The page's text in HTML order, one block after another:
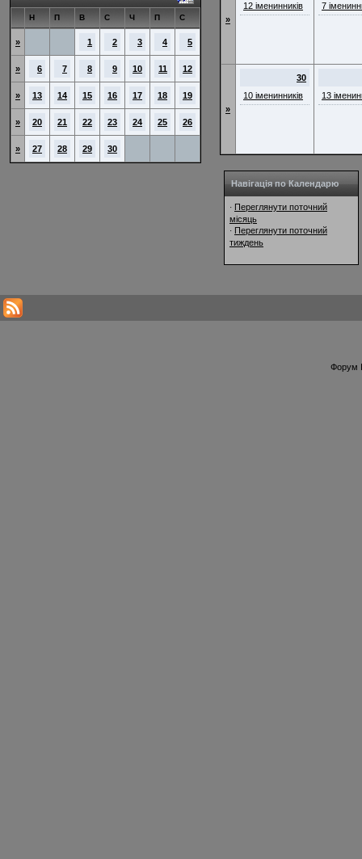
Н П В С Ч П С
» 1 2 3 4 5
» 6 7 8 9 10 11 12
» 13 14 15 16 17 18 19
» 20 21 22 23 24 25 26
» 27 28 29 30
»
12 іменинників
7
»
30
10 іменинників
13
Навігація по Календарю
· Переглянути поточний
місяць
· Переглянути поточний
тиждень
Форум